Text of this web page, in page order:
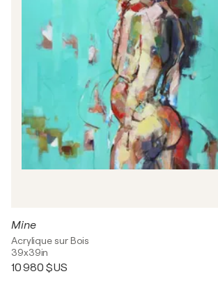
Mine
Acrylique sur Bois
39x39in
10 980 $US